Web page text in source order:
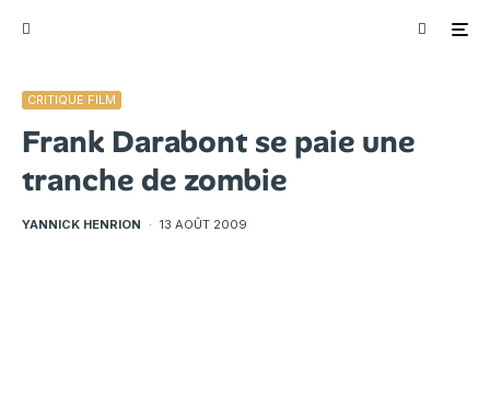
CRITIQUE FILM
Frank Darabont se paie une
tranche de zombie
YANNICK HENRION · 13 AOÛT 2009